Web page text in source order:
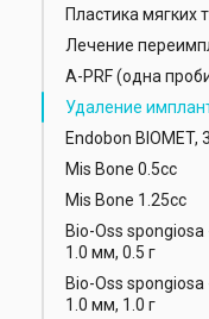
Пластика мягких
Лечение
А-РRF (одна
Удаление
Endobon BIOMET,
Mis Bone 0.5cc
Mis Bone 1.25cc
Bio-Oss
1.0 мм, 0.5 г
Bio-Oss
1.0 мм, 1.0 г